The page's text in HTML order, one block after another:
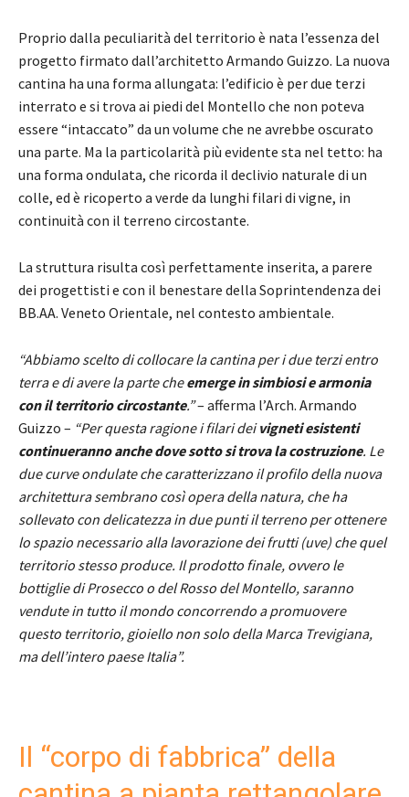
Proprio dalla peculiarità del territorio è nata l’essenza del
progetto firmato dall’architetto Armando Guizzo. La nuova
cantina ha una forma allungata: l’edificio è per due terzi
interrato e si trova ai piedi del Montello che non poteva
essere “intaccato” da un volume che ne avrebbe oscurato
una parte. Ma la particolarità più evidente sta nel tetto: ha
una forma ondulata, che ricorda il declivio naturale di un
colle, ed è ricoperto a verde da lunghi filari di vigne, in
continuità con il terreno circostante.
La struttura risulta così perfettamente inserita, a parere
dei progettisti e con il benestare della Soprintendenza dei
BB.AA. Veneto Orientale, nel contesto ambientale.
“Abbiamo scelto di collocare la cantina per i due terzi entro
terra e di avere la parte cheemerge in simbiosi e armonia
con il territorio circostante.”– afferma l’Arch. Armando
Guizzo – “Per questa ragione i filari deivigneti esistenti
continueranno anche dove sotto si trova la costruzione. Le
due curve ondulate che caratterizzano il profilo della nuova
architettura sembrano così opera della natura, che ha
sollevato con delicatezza in due punti il terreno per ottenere
lo spazio necessario alla lavorazione dei frutti (uve) che quel
territorio stesso produce. Il prodotto finale, ovvero le
bottiglie di Prosecco o del Rosso del Montello, saranno
vendute in tutto il mondo concorrendo a promuovere
questo territorio, gioiello non solo della Marca Trevigiana,
ma dell’intero paese Italia”.
Il “corpo di fabbrica” della